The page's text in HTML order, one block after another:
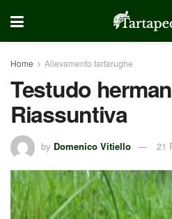
Home Allevamento tartarughe
Testudo
Riassuntiva
by Domenico Vitiello 21